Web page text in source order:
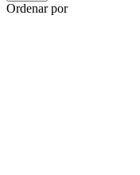
Ordenar por